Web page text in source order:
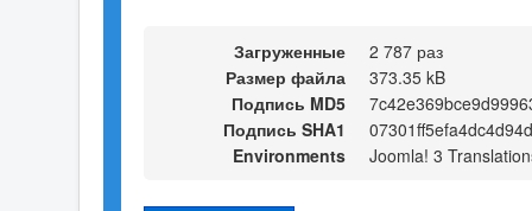
Загруженные
2 787 раз
Размер файла
373.35 kB
Подпись MD5
Подпись SHA1
Environments
Joomla! 3